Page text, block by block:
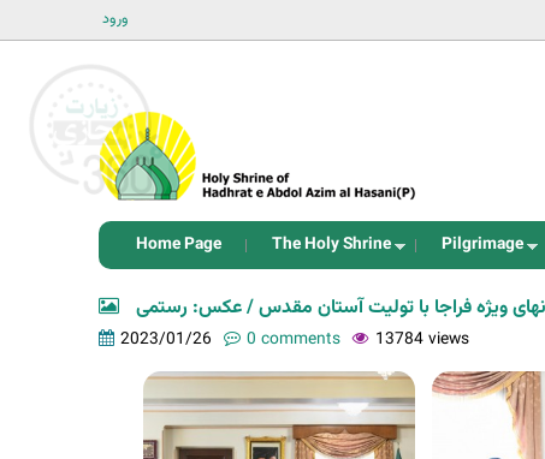
ورود
Home Page The Holy Shrine Pilgrimage
ویژه فراجا با تولیت آستان مقدس / عکس: رستمی
2023/01/26 0 comments 13784 views